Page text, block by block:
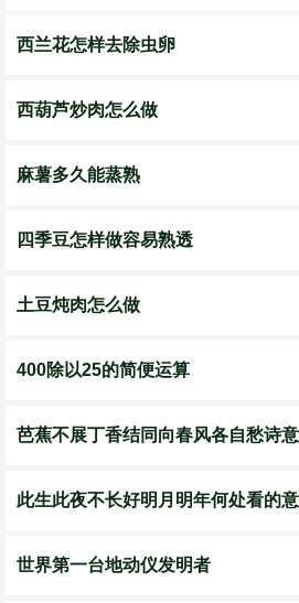
西兰花怎样去除虫卵
西葫芦炒肉怎么做
麻薯多久能蒸熟
四季豆怎样做容易熟透
土豆炖肉怎么做
400除以25的简便运算
芭蕉不展丁香结同向春风各自愁诗意
此生此夜不长好明月明年何处看的
世界第一台地动仪发明者